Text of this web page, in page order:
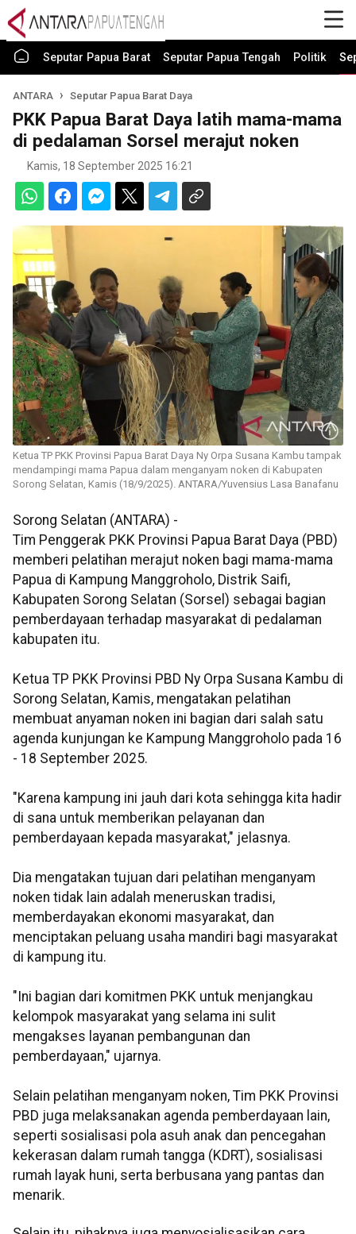
Seputar Papua Barat Seputar Papua Tengah Politik
ANTARA Seputar Papua Barat Daya
PKK Papua Barat Daya latih mama-mama
di pedalaman Sorsel merajut noken
Kamis, 18 September 2025 16:21
Ketua TP PKK Provinsi Papua Barat Daya Ny Orpa Susana Kambu tampak
mendampingi mama Papua dalam menganyam noken di Kabupaten
Sorong Selatan, Kamis (18/9/2025). ANTARA/Yuvensius Lasa Banafanu
Sorong Selatan (ANTARA) -
Tim Penggerak PKK Provinsi Papua Barat Daya (PBD)
memberi pelatihan merajut noken bagi mama-mama
Papua di Kampung Manggroholo, Distrik Saifi,
Kabupaten Sorong Selatan (Sorsel) sebagai bagian
pemberdayaan terhadap masyarakat di pedalaman
kabupaten itu.
Ketua TP PKK Provinsi PBD Ny Orpa Susana Kambu di
Sorong Selatan, Kamis, mengatakan pelatihan
membuat anyaman noken ini bagian dari salah satu
agenda kunjungan ke Kampung Manggroholo pada 16
- 18 September 2025.
"Karena kampung ini jauh dari kota sehingga kita hadir
di sana untuk memberikan pelayanan dan
pemberdayaan kepada masyarakat," jelasnya.
Dia mengatakan tujuan dari pelatihan menganyam
noken tidak lain adalah meneruskan tradisi,
memberdayakan ekonomi masyarakat, dan
menciptakan peluang usaha mandiri bagi masyarakat
di kampung itu.
"Ini bagian dari komitmen PKK untuk menjangkau
kelompok masyarakat yang selama ini sulit
mengakses layanan pembangunan dan
pemberdayaan," ujarnya.
Selain pelatihan menganyam noken, Tim PKK Provinsi
PBD juga melaksanakan agenda pemberdayaan lain,
seperti sosialisasi pola asuh anak dan pencegahan
kekerasan dalam rumah tangga (KDRT), sosialisasi
rumah layak huni, serta berbusana yang pantas dan
menarik.